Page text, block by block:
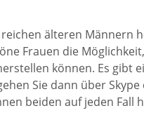
älteren
Frauen die
können. Es
Sie dann über
beiden auf jeden Fall